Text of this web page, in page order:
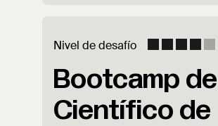
Nivel de desafío
Bootcamp de
Científico de